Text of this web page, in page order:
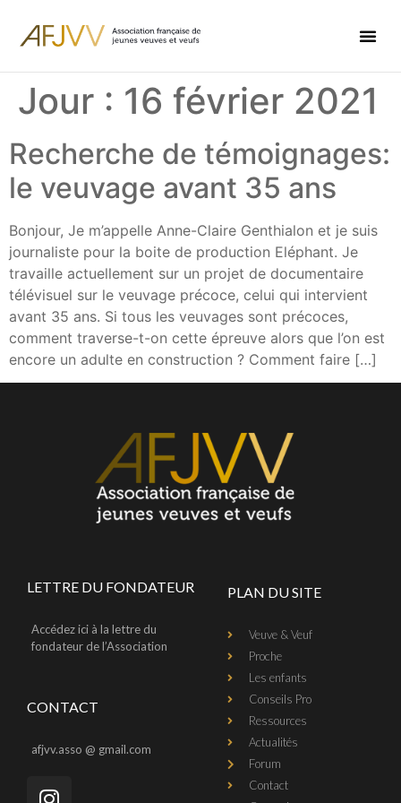
Jour : 16 février 2021
Recherche de témoignages:
le veuvage avant 35 ans
Bonjour, Je m’appelle Anne-Claire Genthialon et je suis
journaliste pour la boite de production Eléphant. Je
travaille actuellement sur un projet de documentaire
télévisuel sur le veuvage précoce, celui qui intervient
avant 35 ans. Si tous les veuvages sont précoces,
comment traverse-t-on cette épreuve alors que l’on est
encore un adulte en construction ? Comment faire […]
LETTRE DU FONDATEUR
Accédez ici à la lettre du
fondateur de l’Association
CONTACT
afjvv.asso @ gmail.com
PLAN DU SITE
Veuve & Veuf
Proche
Les enfants
Conseils Pro
Ressources
Actualités
Forum
Contact